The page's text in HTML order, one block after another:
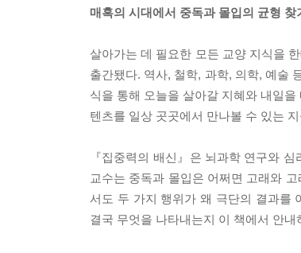
매혹의 시대에서 중독과 몰입의 균형 찾
살아가는 데 필요한 모든 교양 지식을
출간됐다. 역사, 철학, 과학, 의학, 예술
식을 통해 오늘을 살아갈 지혜와 내일
텐츠를 일상 곳곳에서 만나볼 수 있는
『집중력의 배신』은 뇌과학 연구와
교수는 중독과 몰입은 어쩌면 고래와
서도 두 가지 행위가 왜 극단의 결과를
결국 무엇을 나타내는지 이 책에서 안